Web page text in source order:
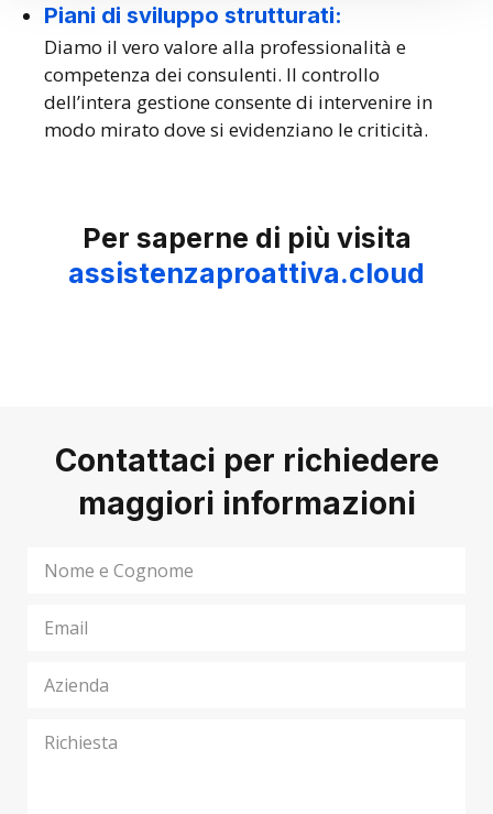
Piani di sviluppo strutturati:
Diamo il vero valore alla professionalità e
competenza dei consulenti. Il controllo
dell’intera gestione consente di intervenire in
modo mirato dove si evidenziano le criticità.
Per saperne di più visita
assistenzaproattiva.cloud
Contattaci per richiedere
maggiori informazioni